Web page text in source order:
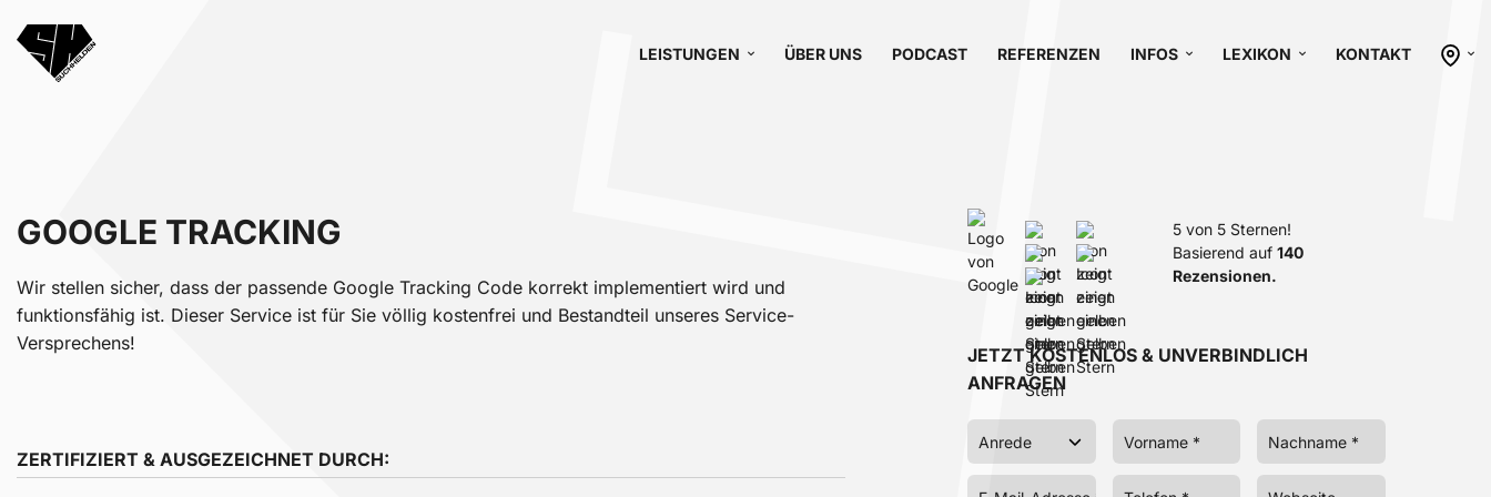
LEISTUNGEN ÜBER UNS PODCAST REFERENZEN INFOS LEXIKON KONTAKT
GOOGLE TRACKING
Wir stellen sicher, dass der passende Google Tracking Code korrekt implementiert wird und
funktionsfähig ist. Dieser Service ist für Sie völlig kostenfrei und Bestandteil unseres Service-
Versprechens!
ZERTIFIZIERT & AUSGEZEICHNET DURCH:
5 von 5 Sternen!
Basierend auf 140
Rezensionen.
JETZT KOSTENLOS & UNVERBINDLICH
ANFRAGEN